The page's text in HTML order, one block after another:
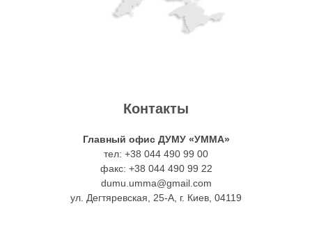
Контакты
Главный офис ДУМУ «УММА»
тел: +38 044 490 99 00
факс: +38 044 490 99 22
dumu.umma@gmail.com
ул. Дегтяревская, 25-А, г. Киев, 04119